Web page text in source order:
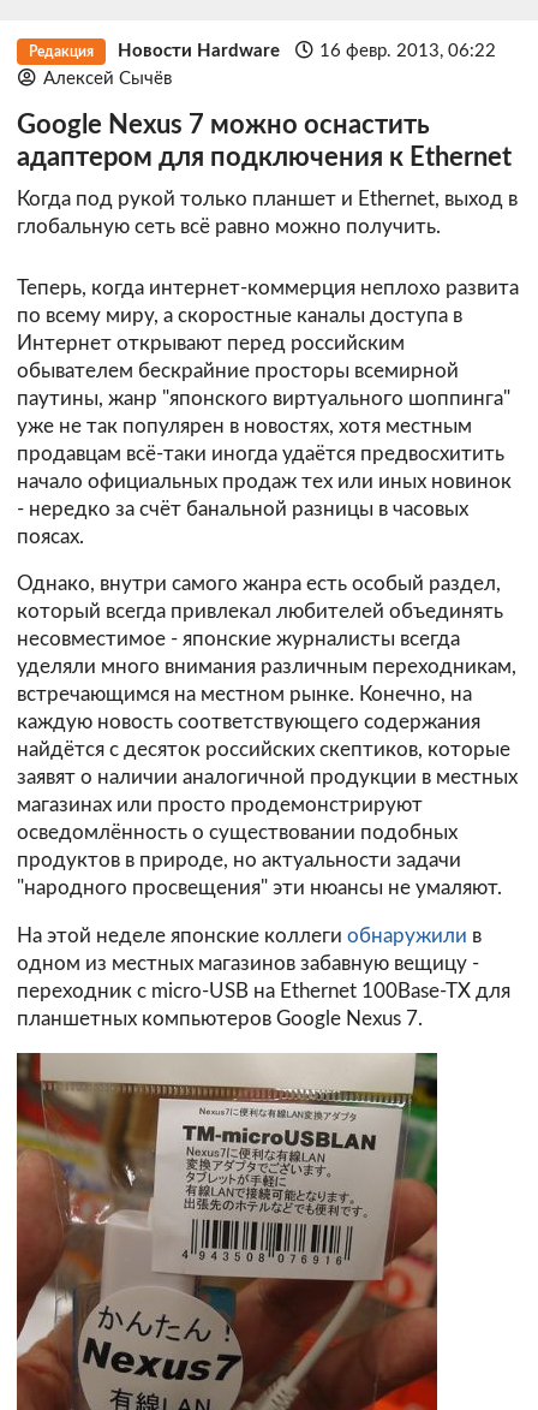
Редакция Новости Hardware
16 февр. 2013, 06:22
Алексей Сычёв
Google Nexus 7 можно оснастить
адаптером для подключения к Ethernet
Когда под рукой только планшет и Ethernet, выход в
глобальную сеть всё равно можно получить.
Теперь, когда интернет-коммерция неплохо развита
по всему миру, а скоростные каналы доступа в
Интернет открывают перед российским
обывателем бескрайние просторы всемирной
паутины, жанр "японского виртуального шоппинга"
уже не так популярен в новостях, хотя местным
продавцам всё-таки иногда удаётся предвосхитить
начало официальных продаж тех или иных новинок
- нередко за счёт банальной разницы в часовых
поясах.
Однако, внутри самого жанра есть особый раздел,
который всегда привлекал любителей объединять
несовместимое - японские журналисты всегда
уделяли много внимания различным переходникам,
встречающимся на местном рынке. Конечно, на
каждую новость соответствующего содержания
найдётся с десяток российских скептиков, которые
заявят о наличии аналогичной продукции в местных
магазинах или просто продемонстрируют
осведомлённость о существовании подобных
продуктов в природе, но актуальности задачи
"народного просвещения" эти нюансы не умаляют.
На этой неделе японские коллеги обнаружили в
одном из местных магазинов забавную вещицу -
переходник с micro-USB на Ethernet 100Base-TX для
планшетных компьютеров Google Nexus 7.